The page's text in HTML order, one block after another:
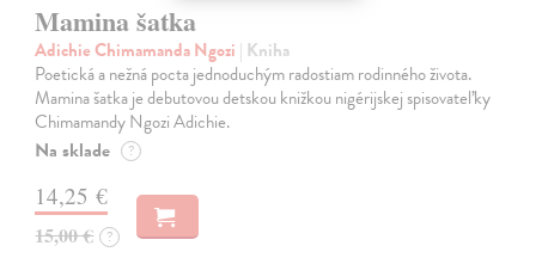
Mamina šatka
Adichie Chimamanda Ngozi | Kniha
Poetická a nežná pocta jednoduchým radostiam rodinného života.
Mamina šatka je debutovou detskou knižkou nigérijskej spisovateľky
Chimamandy Ngozi Adichie.
Na sklade ?
14,25 €
15,00 € ?